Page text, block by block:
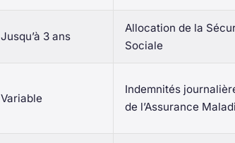
Jusqu’à 3 ans
Allocation de la
Sociale
Variable
Indemnités
de l’Assurance